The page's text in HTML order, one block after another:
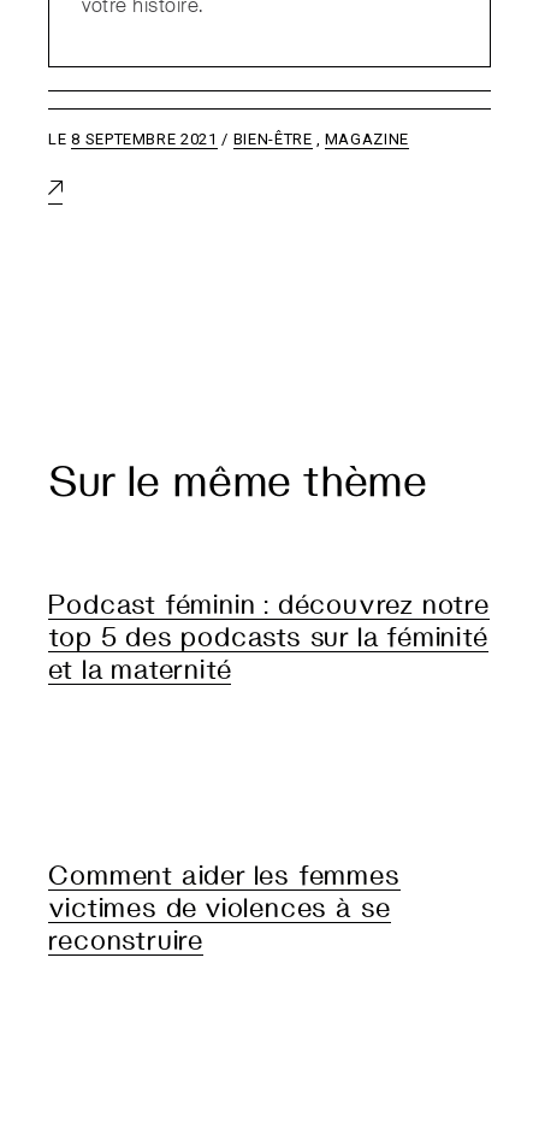
sensation de vos mains
grasses autour de votre
votre histoire.
LE8 SEPTEMBRE 2021 BIEN-ÊTRE MAGAZINE
Sur le même thème
Podcast féminin : découvrez notre
top 5 des podcasts sur la féminité
et la maternité
Comment aider les femmes
victimes de violences à se
reconstruire